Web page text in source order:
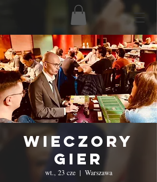
Wieczory
Gier
wt., 23 cze
  |
Warszawa